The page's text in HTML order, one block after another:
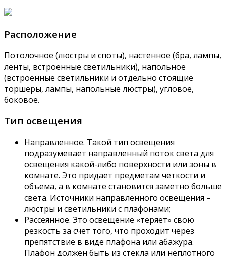
Расположение
Потолочное (люстры и споты), настенное (бра, лампы,
ленты, встроенные светильники), напольное
(встроенные светильники и отдельно стоящие
торшеры, лампы, напольные люстры), угловое,
боковое.
Тип освещения
Направленное. Такой тип освещения
подразумевает направленный поток света для
освещения какой-либо поверхности или зоны в
комнате. Это придает предметам четкости и
объема, а в комнате становится заметно больше
света. Источники направленного освещения –
люстры и светильники с плафонами;
Рассеянное. Это освещение «теряет» свою
резкость за счет того, что проходит через
препятствие в виде плафона или абажура.
Плафон должен быть из стекла или неплотного